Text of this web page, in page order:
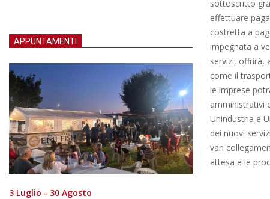
sottoscritto
effettuare
costretta a
impegnata a
servizi, offrirà,
come il
le imprese
amministrativi
Unindustria e
dei nuovi
vari
attesa e le
APPUNTAMENTI
3 Luglio - 30 Agosto